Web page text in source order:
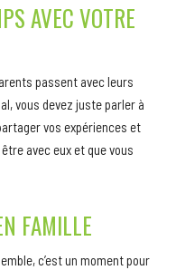
AVEC VOTRE
passent avec leurs
vous devez juste parler à
vos expériences et
avec eux et que vous
FAMILLE
c’est un moment pour